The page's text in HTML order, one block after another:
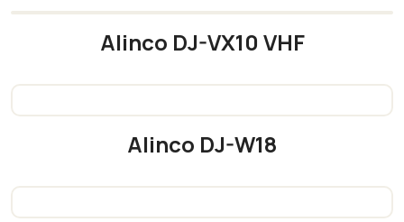
Alinco DJ-VX10 VHF
READ MORE
Alinco DJ-W18